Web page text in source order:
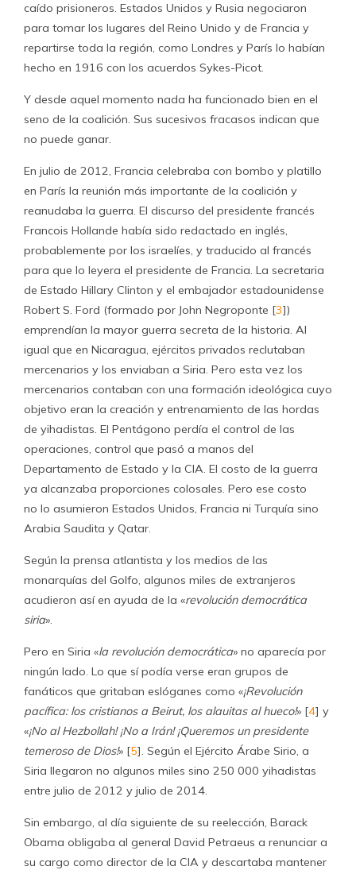
caído prisioneros. Estados Unidos y Rusia negociaron
para tomar los lugares del Reino Unido y de Francia y
repartirse toda la región, como Londres y París lo habían
hecho en 1916 con los acuerdos Sykes-Picot.
Y desde aquel momento nada ha funcionado bien en el
seno de la coalición. Sus sucesivos fracasos indican que
no puede ganar.
En julio de 2012, Francia celebraba con bombo y platillo
en París la reunión más importante de la coalición y
reanudaba la guerra. El discurso del presidente francés
Francois Hollande había sido redactado en inglés,
probablemente por los israelíes, y traducido al francés
para que lo leyera el presidente de Francia. La secretaria
de Estado Hillary Clinton y el embajador estadounidense
Robert S. Ford (formado por John Negroponte [3])
emprendían la mayor guerra secreta de la historia. Al
igual que en Nicaragua, ejércitos privados reclutaban
mercenarios y los enviaban a Siria. Pero esta vez los
mercenarios contaban con una formación ideológica cuyo
objetivo eran la creación y entrenamiento de las hordas
de yihadistas. El Pentágono perdía el control de las
operaciones, control que pasó a manos del
Departamento de Estado y la CIA. El costo de la guerra
ya alcanzaba proporciones colosales. Pero ese costo
no lo asumieron Estados Unidos, Francia ni Turquía sino
Arabia Saudita y Qatar.
Según la prensa atlantista y los medios de las
monarquías del Golfo, algunos miles de extranjeros
acudieron así en ayuda de la «revolución democrática
siria».
Pero en Siria «la revolución democrática» no aparecía por
ningún lado. Lo que sí podía verse eran grupos de
fanáticos que gritaban eslóganes como «¡Revolución
pacífica: los cristianos a Beirut, los alauitas al hueco!» [4] y
«¡No al Hezbollah! ¡No a Irán! ¡Queremos un presidente
temeroso de Dios!» [5]. Según el Ejército Árabe Sirio, a
Siria llegaron no algunos miles sino 250 000 yihadistas
entre julio de 2012 y julio de 2014.
Sin embargo, al día siguiente de su reelección, Barack
Obama obligaba al general David Petraeus a renunciar a
su cargo como director de la CIA y descartaba mantener